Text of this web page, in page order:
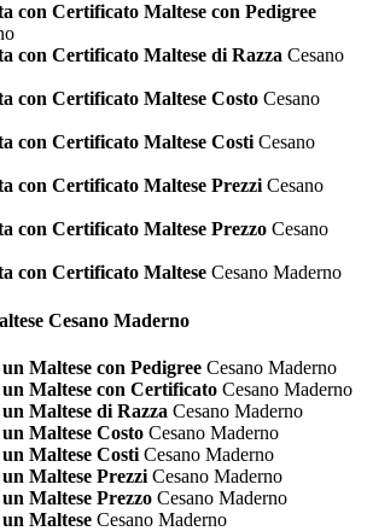
con Certificato Maltese con Pedigree
con Certificato Maltese di Razza Cesano
con Certificato Maltese Costo Cesano
con Certificato Maltese CostiCesano
con Certificato Maltese PrezziCesano
con Certificato Maltese Prezzo Cesano
con Certificato Maltese Cesano Maderno
Cesano Maderno
Maltese con Pedigree Cesano Maderno
Maltese con Certificato Cesano Maderno
Maltese di Razza Cesano Maderno
Maltese Costo Cesano Maderno
Maltese Costi Cesano Maderno
Maltese Prezzi Cesano Maderno
Maltese Prezzo Cesano Maderno
Maltese Cesano Maderno